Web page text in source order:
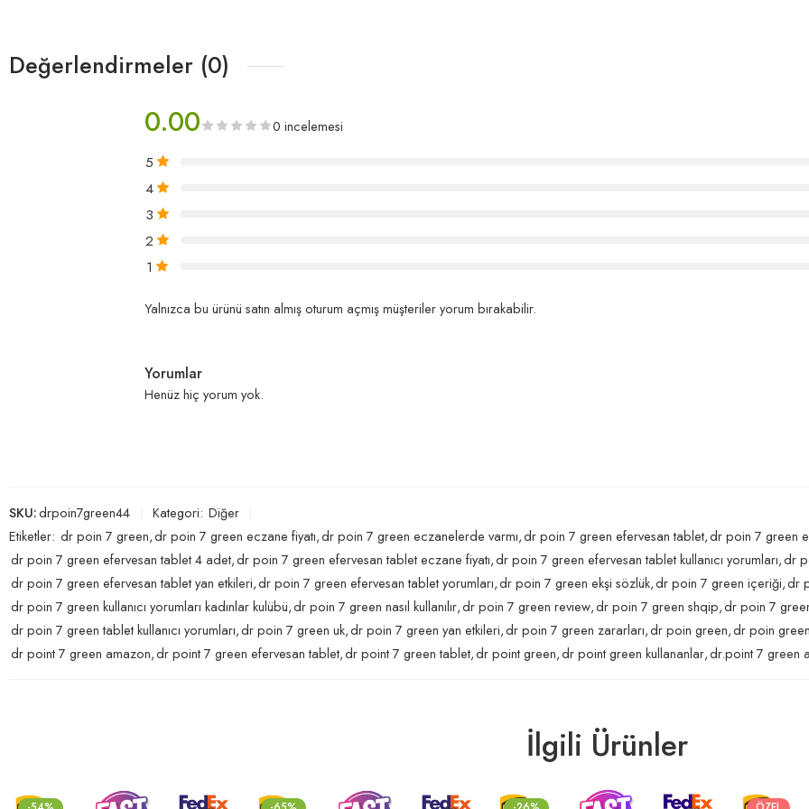
Değerlendirmeler (0)
0.00 0 incelemesi
5
4
3
2
1
Yalnızca bu ürünü satın almış oturum açmış müşteriler yorum bırakabilir.
Yorumlar
Henüz hiç yorum yok.
SKU:drpoin7green44 Kategori: Diğer
Etiketler: dr poin 7 green,dr poin 7 green eczane fiyatı,dr poin 7 green eczanelerde varmı,dr poin 7 green efervesan tablet,dr poin 7 green
dr poin 7 green efervesan tablet 4 adet,dr poin 7 green efervesan tablet eczane fiyatı,dr poin 7 green efervesan tablet kullanıcı yorumları,dr
dr poin 7 green efervesan tablet yan etkileri,dr poin 7 green efervesan tablet yorumları,dr poin 7 green ekşi sözlük,dr poin 7 green içeriği,dr
dr poin 7 green kullanıcı yorumları kadınlar kulübü,dr poin 7 green nasıl kullanılır,dr poin 7 green review,dr poin 7 green shqip,dr poin 7
dr poin 7 green tablet kullanıcı yorumları,dr poin 7 green uk,dr poin 7 green yan etkileri,dr poin 7 green zararları,dr poin green,dr poin green
dr point 7 green amazon,dr point 7 green efervesan tablet,dr point 7 green tablet,dr point green,dr point green kullananlar,dr.point 7 green
İlgili Ürünler